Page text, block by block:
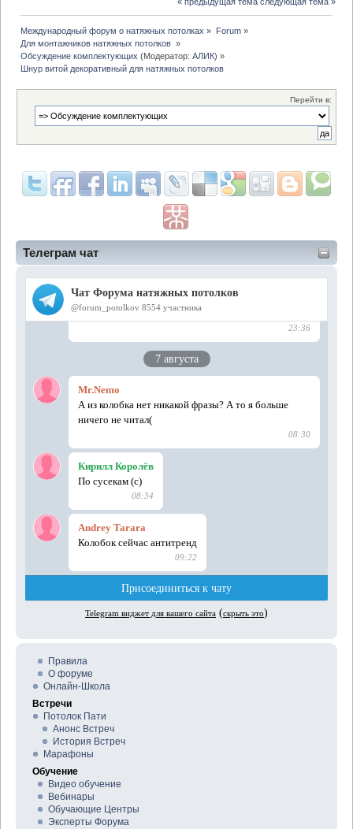
Телеграм чат
Правила
О форуме
Онлайн-Школа
Встречи
Потолок Пати
Анонс Встреч
История Встреч
Марафоны
Обучение
Видео обучение
Вебинары
Обучающие Центры
Эксперты Форума
Международный форум о натяжных потолках » Forum»
Для монтажников натяжных потолков »
Обсуждение комплектующих (Модератор:АЛИК) »
Шнур витой декоративный для натяжных потолков
Перейти в: